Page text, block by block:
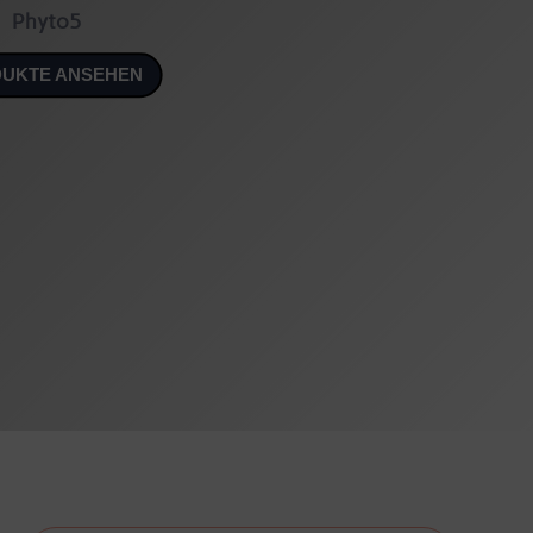
Phyto5
ANSEHEN